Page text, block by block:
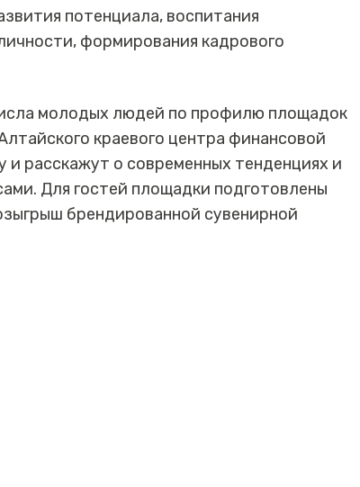
потенциала, воспитания
формирования кадрового
молодых людей по профилю площадок
краевого центра финансовой
расскажут о современных тенденциях и
Для гостей площадки подготовлены
брендированной сувенирной